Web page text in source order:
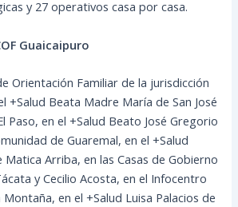
y 27 operativos casa por casa.
Guaicaipuro
Orientación Familiar de la jurisdicción
+Salud Beata Madre María de San José
Paso, en el +Salud Beato José Gregorio
de Guaremal, en el +Salud
Matica Arriba, en las Casas de Gobierno
y Cecilio Acosta, en el Infocentro
en el +Salud Luisa Palacios de